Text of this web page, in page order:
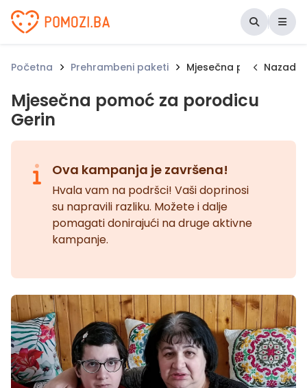
Udruženje Pomozi.ba
Početna Prehrambeni paketi Mjesečna pomoć za
Nazad
Mjesečna pomoć za porodicu
Gerin
Ova kampanja je završena!
Hvala vam na podršci! Vaši doprinosi
su napravili razliku. Možete i dalje
pomagati donirajući na druge aktivne
kampanje.